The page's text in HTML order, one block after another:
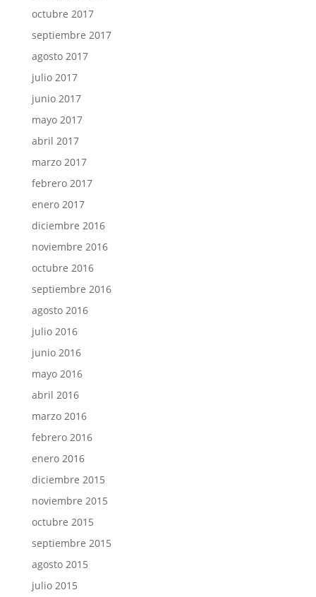
octubre 2017
septiembre 2017
agosto 2017
julio 2017
junio 2017
mayo 2017
abril 2017
marzo 2017
febrero 2017
enero 2017
diciembre 2016
noviembre 2016
octubre 2016
septiembre 2016
agosto 2016
julio 2016
junio 2016
mayo 2016
abril 2016
marzo 2016
febrero 2016
enero 2016
diciembre 2015
noviembre 2015
octubre 2015
septiembre 2015
agosto 2015
julio 2015